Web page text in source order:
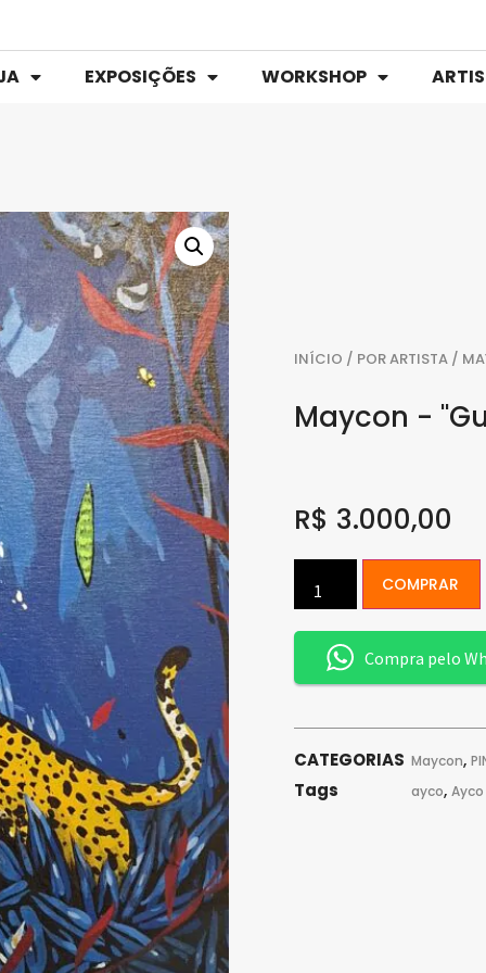
EXPOSIÇÕES WORKSHOP
INÍCIO / POR ARTISTA /
Maycon -
R$ 3.000,00
COMPRAR
Compra pelo
CATEGORIAS Maycon,
Tags ayco,